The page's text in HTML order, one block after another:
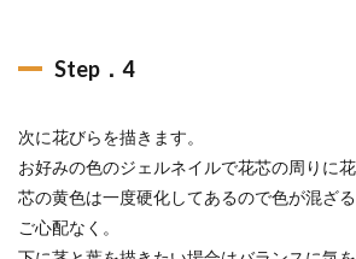
Step．4
次に花びらを描きます。
お好みの色のジェルネイルで花芯の周りに
芯の黄色は一度硬化してあるので色が混ざる
ご心配なく。